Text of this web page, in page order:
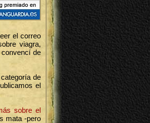
el correo
viagra,
de
de
el
sobre el
mata -pero